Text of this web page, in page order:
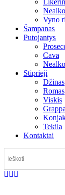
Vyno
Šampanas
Putojantys
Cava
Stiprieji
Džinas
Romas
Viskis
Grappa
Tekila
Kontaktai